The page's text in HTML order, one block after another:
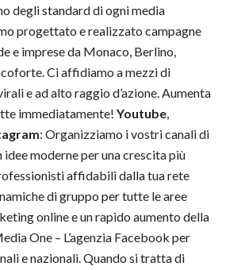
degli standard di ogni media
progettato e realizzato campagne
e imprese da Monaco, Berlino,
Ci affidiamo a mezzi di
e ad alto raggio d’azione. Aumenta
immediatamente! Youtube,
: Organizziamo i vostri canali di
idee moderne per una crescita più
affidabili dalla tua rete
di gruppo per tutte le aree
online e un rapido aumento della
One – L’agenzia Facebook per
e nazionali. Quando si tratta di